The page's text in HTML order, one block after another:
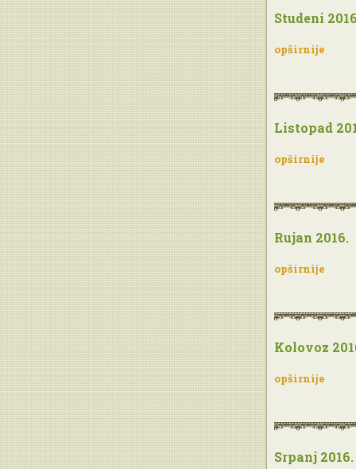
Studeni
opširnije
Listopad
opširnije
Rujan 2016.
opširnije
Kolovoz
opširnije
Srpanj 2016.